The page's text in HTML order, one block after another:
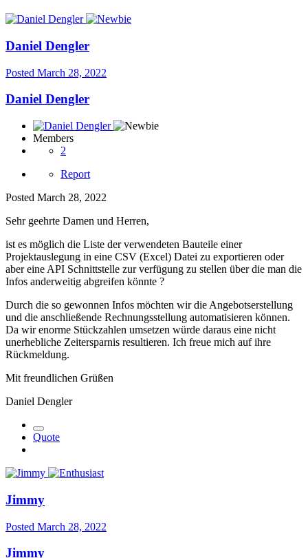
Daniel Dengler
Posted March 28, 2022
Daniel Dengler
Members
2
Report
Posted March 28, 2022
Sehr geehrte Damen und Herren,
ist es möglich die Liste der verwendeten Bauteile einer
Projektauslegung in eine CSV (Excel) Datei zu exportieren oder
aber eine API Schnittstelle zur verfügung zu stellen über die man die
Infos anderweitig abgreifen könnte ?
Durch die so gewonnen Infos möchten wir die Angebotserstellung
und die anschließende Rechnungsstellung automatisieren können.
Da wir enorme Stückzahlen umsetzen würde daraus eine nicht
unerhebliche Zeitersparnis resultieren. Ich freue mich auf ihre
Rückmeldung.
Mit freundlichen Grüßen
Daniel Dengler
Quote
Jimmy
Posted March 28, 2022
Jimmy